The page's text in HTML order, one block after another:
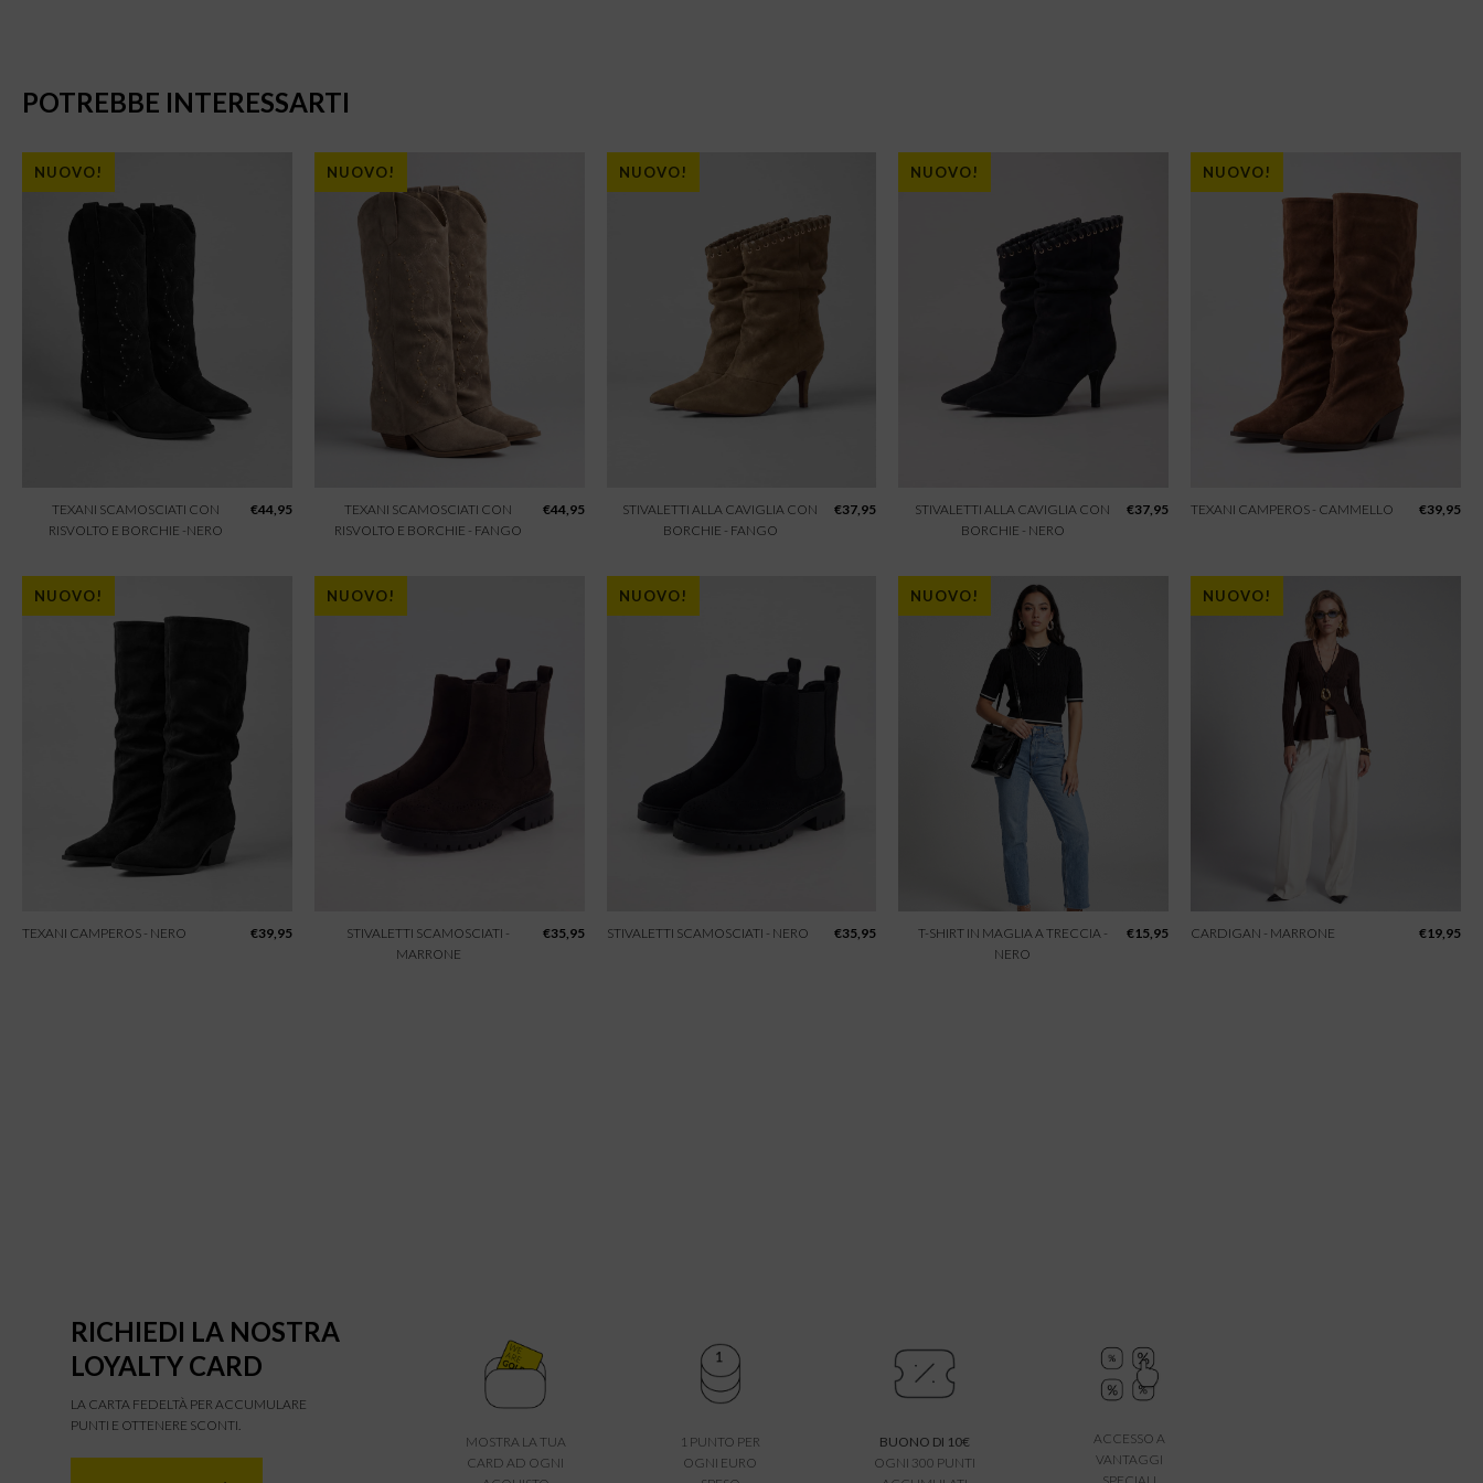
POTREBBE INTERESSARTI
NUOVO!
TEXANI SCAMOSCIATI CON
RISVOLTO E BORCHIE -NERO
€44,95
NUOVO!
TEXANI SCAMOSCIATI CON
RISVOLTO E BORCHIE - FANGO
€44,95
NUOVO!
STIVALETTI ALLA CAVIGLIA CON
BORCHIE - FANGO
€37,95
NUOVO!
STIVALETTI ALLA CAVIGLIA CON
BORCHIE - NERO
€37,95
NUOVO!
TEXANI CAMPEROS - CAMMELLO €39,95
NUOVO!
TEXANI CAMPEROS - NERO €39,95
NUOVO!
STIVALETTI SCAMOSCIATI -
MARRONE
€35,95
NUOVO!
STIVALETTI SCAMOSCIATI - NERO €35,95
NUOVO!
T-SHIRT IN MAGLIA A TRECCIA -
NERO
€15,95
NUOVO!
CARDIGAN - MARRONE €19,95
RICHIEDI LA NOSTRA
LOYALTY CARD
LA CARTA FEDELTÀ PER ACCUMULARE
PUNTI E OTTENERE SCONTI.
MOSTRA LA TUA
CARD AD OGNI
1 PUNTO PER
OGNI EURO
BUONO DI 10€
OGNI 300 PUNTI
ACCESSO A
VANTAGGI
SPECIALI